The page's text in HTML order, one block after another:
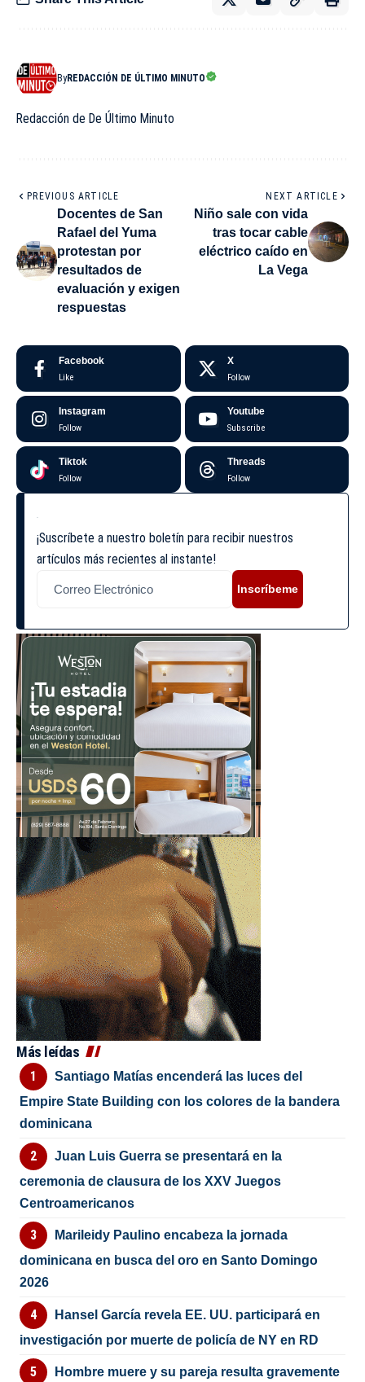
ByREDACCIÓN DE ÚLTIMO MINUTO
Redacción de De Último Minuto
PREVIOUS ARTICLE
Docentes de San
Rafael del Yuma
protestan por
resultados de
evaluación y exigen
respuestas
NEXT ARTICLE
Niño sale con vida
tras tocar cable
eléctrico caído en
La Vega
Facebook
Like
X
Follow
Instagram
Follow
Youtube
Subscribe
Tiktok
Follow
Threads
Follow
¡Suscríbete a nuestro boletín para recibir nuestros
artículos más recientes al instante!
Inscríbeme
Más leídas
Santiago Matías encenderá las luces del
Empire State Building con los colores de la bandera
dominicana
Juan Luis Guerra se presentará en la
ceremonia de clausura de los XXV Juegos
Centroamericanos
Marileidy Paulino encabeza la jornada
dominicana en busca del oro en Santo Domingo
2026
Hansel García revela EE. UU. participará en
investigación por muerte de policía de NY en RD
Hombre muere y su pareja resulta gravemente